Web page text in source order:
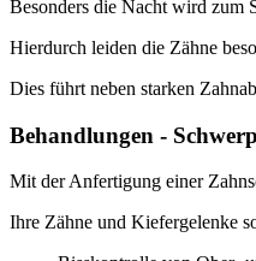
Besonders die Nacht wird zum
Hierdurch leiden die Zähne
Dies führt neben starken
Behandlungen -
Mit der Anfertigung einer
Ihre Zähne und Kiefergelenke